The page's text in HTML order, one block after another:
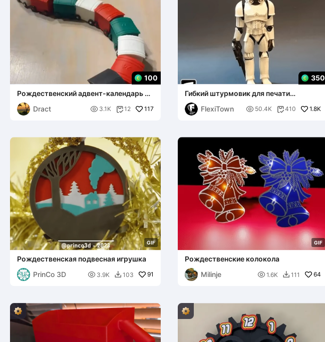
100
Рождественский адвент-календарь в
форме поезда с вагоном
Dract
 3.1K 12 117
350
Гибкий штурмовик для печати
целиком
FlexiTown
 50.4K 410 1.8K
GIF
Рождественская подвесная игрушка
PrinCo 3D
 3.9K  103 91
GIF
Рождественские колокола
Milinje
 1.6K  111 64